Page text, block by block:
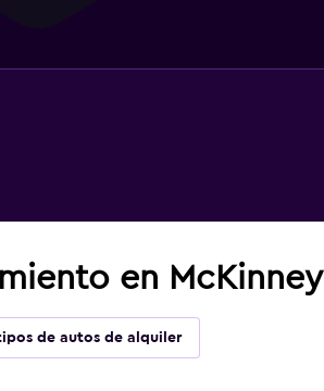
en McKinney
de autos de alquiler